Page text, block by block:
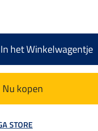
In het Winkelwagentje
Nu kopen
STORE